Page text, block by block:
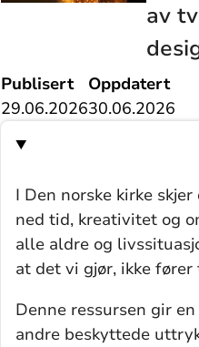
av
Publisert
29.06.2026
Oppdatert
30.06.2026
I Den norske kirke
ned tid, kreativitet og
alle aldre og
at det vi gjør, ikke
Denne ressursen gir
andre beskyttede